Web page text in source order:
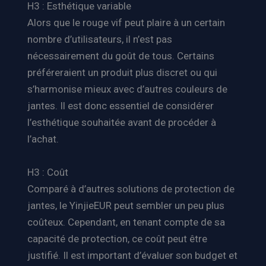
H3 : Esthétique variable
Alors que le rouge vif peut plaire à un certain
nombre d’utilisateurs, il n’est pas
nécessairement du goût de tous. Certains
préféreraient un produit plus discret ou qui
s’harmonise mieux avec d’autres couleurs de
jantes. Il est donc essentiel de considérer
l’esthétique souhaitée avant de procéder à
l’achat.
H3 : Coût
Comparé à d’autres solutions de protection de
jantes, le YinjieEUR peut sembler un peu plus
coûteux. Cependant, en tenant compte de sa
capacité de protection, ce coût peut être
justifié. Il est important d’évaluer son budget et